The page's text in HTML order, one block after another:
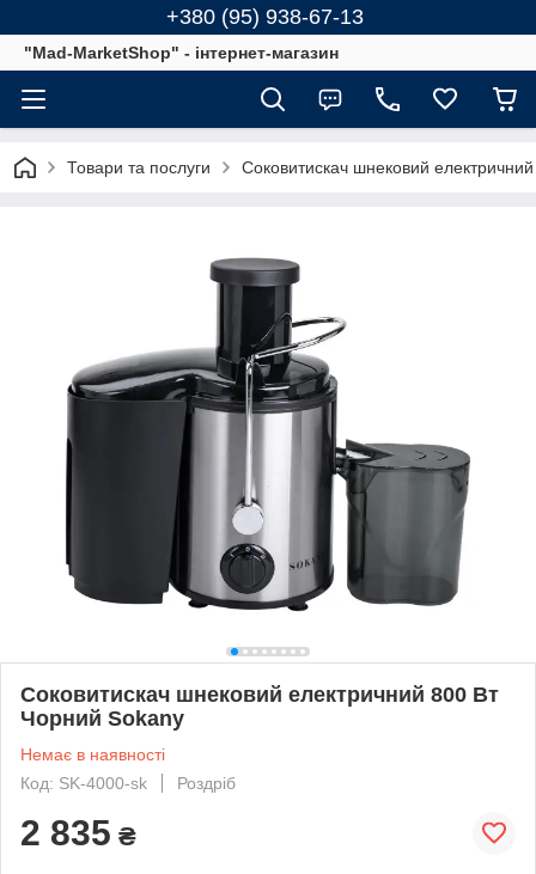
+380 (95) 938-67-13
"Mad-MarketShop" - інтернет-магазин
Товари та послуги Соковитискач шнековий
Соковитискач шнековий електричний 800 Вт
Чорний Sokany
Немає в наявності
Код: SK-4000-sk
Роздріб
2 835 ₴